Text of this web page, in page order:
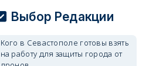
Выбор Редакции
Кого в Севастополе готовы взять
на работу для защиты города от